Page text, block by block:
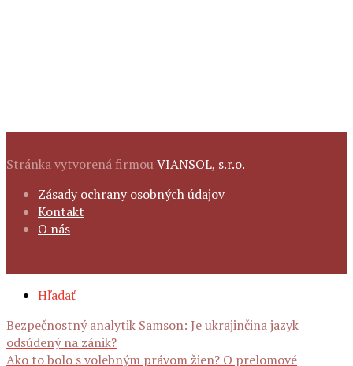
Stránka vytvorená firmou VIANSOL, s.r.o.
FOOTER
NAVIGATION
Zásady ochrany osobných údajov
Kontakt
O nás
SECONDARY
Hľadať
Navigácia
Bezpečnostný analytik Samson: Je ukrajinčina jazyk
odsúdený na zánik?
Ako to bolo s volebným právom žien? O prelomové